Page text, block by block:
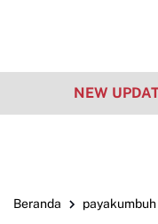
NEW
Beranda payakumbuh